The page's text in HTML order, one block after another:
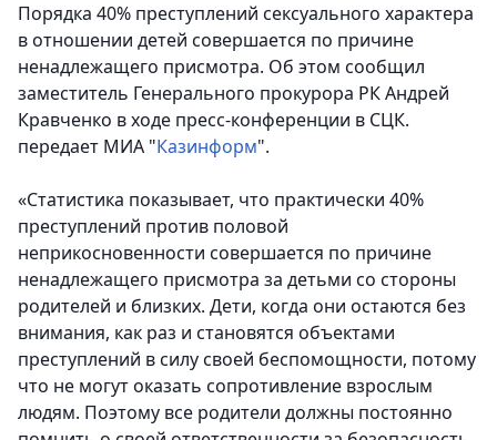
Порядка 40% преступлений сексуального характера
в отношении детей совершается по причине
ненадлежащего присмотра. Об этом сообщил
заместитель Генерального прокурора РК Андрей
Кравченко в ходе пресс-конференции в СЦК.
передает МИА "Казинформ".
«Статистика показывает, что практически 40%
преступлений против половой
неприкосновенности совершается по причине
ненадлежащего присмотра за детьми со стороны
родителей и близких. Дети, когда они остаются без
внимания, как раз и становятся объектами
преступлений в силу своей беспомощности, потому
что не могут оказать сопротивление взрослым
людям. Поэтому все родители должны постоянно